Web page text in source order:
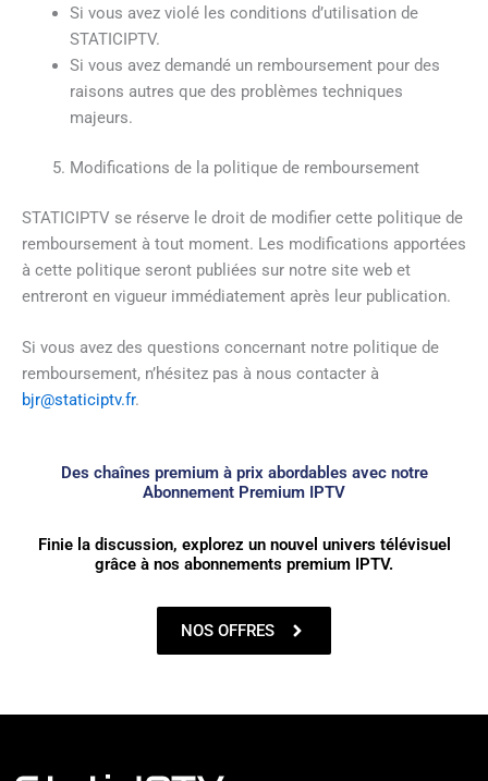
Si vous avez violé les conditions d’utilisation de
STATICIPTV.
Si vous avez demandé un remboursement pour des
raisons autres que des problèmes techniques
majeurs.
Modifications de la politique de remboursement
STATICIPTV se réserve le droit de modifier cette politique de
remboursement à tout moment. Les modifications apportées
à cette politique seront publiées sur notre site web et
entreront en vigueur immédiatement après leur publication.
Si vous avez des questions concernant notre politique de
remboursement, n’hésitez pas à nous contacter à
bjr@staticiptv.fr.
Des chaînes premium à prix abordables avec notre
Abonnement Premium IPTV
Finie la discussion, explorez un nouvel univers télévisuel
grâce à nos abonnements premium IPTV.
NOS OFFRES